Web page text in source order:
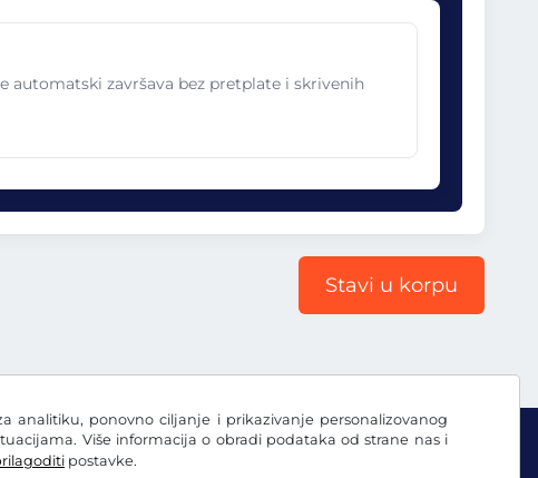
analitiku, ponovno ciljanje i prikazivanje personalizovanog
Više informacija o obradi podataka od strane nas i
postavke.
automatski završava bez pretplate i skrivenih
Stavi u korpu